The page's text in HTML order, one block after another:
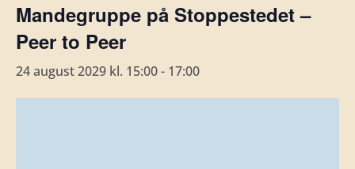
Mandegruppe på Stoppestedet –
Peer to Peer
24 august 2029 kl. 15:00- 17:00